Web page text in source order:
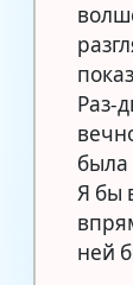
Раз-
была
Я бы
ней